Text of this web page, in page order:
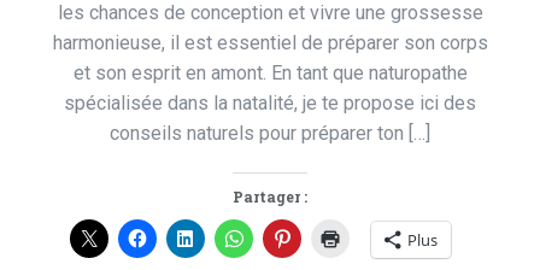
les chances de conception et vivre une grossesse
harmonieuse, il est essentiel de préparer son corps
et son esprit en amont. En tant que naturopathe
spécialisée dans la natalité, je te propose ici des
conseils naturels pour préparer ton […]
Partager :
Plus